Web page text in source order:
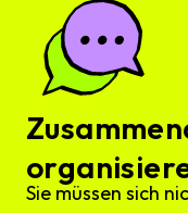
Sie müssen sich